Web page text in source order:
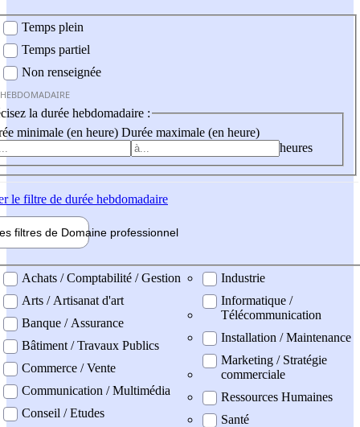
Temps plein
Temps partiel
Non renseignée
la durée hebdomadaire :
minimale (en heure) Durée maximale (en heure)
heures
le filtre de durée hebdomadaire
filtres de Domaine professionnel
professionel
Achats / Comptabilité / Gestion
Arts / Artisanat d'art
Banque / Assurance
Bâtiment / Travaux Publics
Commerce / Vente
Communication / Multimédia
Conseil / Etudes
Industrie
Informatique /
Télécommunication
Installation / Maintenance
Marketing / Stratégie
commerciale
Ressources Humaines
Santé